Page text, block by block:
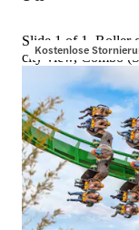
Kostenlose
Slide 1 of 1, Roller
city view, Combo